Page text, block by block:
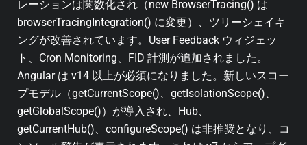
レーションは関数化され（new BrowserTracing() は
browserTracingIntegration() に変更）、ツリーシェイキ
ングが改善されています。User Feedback ウィジェッ
ト、Cron Monitoring、FID 計測が追加されました。
Angular は v14 以上が必須になりました。新しいスコー
プモデル（getCurrentScope()、getIsolationScope()、
getGlobalScope()）が導入され、Hub、
getCurrentHub()、configureScope() は非推奨となり、コ